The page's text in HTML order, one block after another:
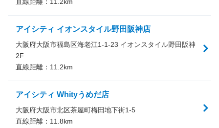
アイシティ イオンスタイル野田阪神店
大阪府大阪市福島区海老江1-1-23 イオンスタイル野田阪神
2F
直線距離： 11.2km
アイシティ Whityうめだ店
大阪府大阪市北区茶屋町梅田地下街1-5
直線距離： 11.8km